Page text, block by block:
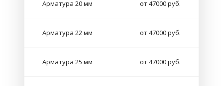
Арматура 20 мм от 47000 руб.
Арматура 22 мм от 47000 руб.
Арматура 25 мм от 47000 руб.